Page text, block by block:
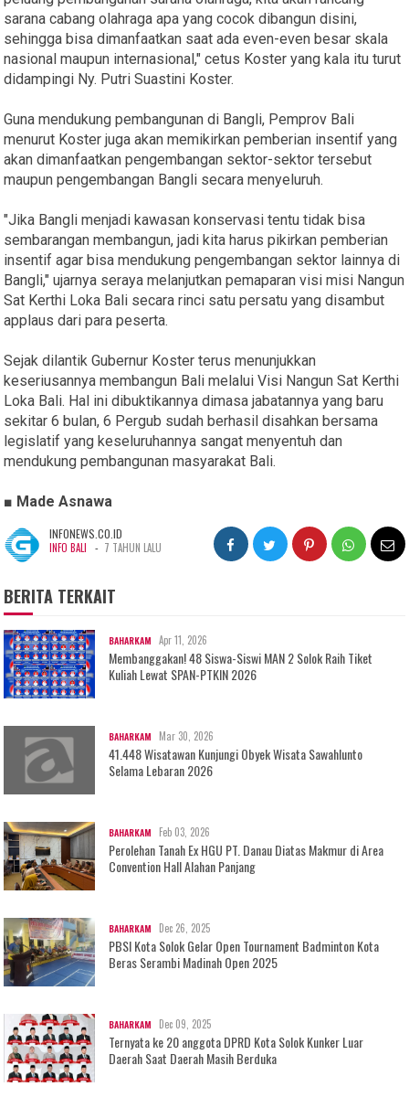
sarana cabang olahraga apa yang cocok dibangun disini,
sehingga bisa dimanfaatkan saat ada even-even besar skala
nasional maupun internasional," cetus Koster yang kala itu turut
didampingi Ny. Putri Suastini Koster.
Guna mendukung pembangunan di Bangli, Pemprov Bali
menurut Koster juga akan memikirkan pemberian insentif yang
akan dimanfaatkan pengembangan sektor-sektor tersebut
maupun pengembangan Bangli secara menyeluruh.
"Jika Bangli menjadi kawasan konservasi tentu tidak bisa
sembarangan membangun, jadi kita harus pikirkan pemberian
insentif agar bisa mendukung pengembangan sektor lainnya di
Bangli," ujarnya seraya melanjutkan pemaparan visi misi Nangun
Sat Kerthi Loka Bali secara rinci satu persatu yang disambut
applaus dari para peserta.
Sejak dilantik Gubernur Koster terus menunjukkan
keseriusannya membangun Bali melalui Visi Nangun Sat Kerthi
Loka Bali. Hal ini dibuktikannya dimasa jabatannya yang baru
sekitar 6 bulan, 6 Pergub sudah berhasil disahkan bersama
legislatif yang keseluruhannya sangat menyentuh dan
mendukung pembangunan masyarakat Bali.
■ Made Asnawa
INFONEWS.CO.ID
INFO BALI - 7 TAHUN LALU
BERITA TERKAIT
BAHARKAM Apr 11, 2026
Membanggakan! 48 Siswa-Siswi MAN 2 Solok Raih Tiket
Kuliah Lewat SPAN-PTKIN 2026
BAHARKAM Mar 30, 2026
41.448 Wisatawan Kunjungi Obyek Wisata Sawahlunto
Selama Lebaran 2026
BAHARKAM Feb 03, 2026
Perolehan Tanah Ex HGU PT. Danau Diatas Makmur di Area
Convention Hall Alahan Panjang
BAHARKAM Dec 26, 2025
PBSI Kota Solok Gelar Open Tournament Badminton Kota
Beras Serambi Madinah Open 2025
BAHARKAM Dec 09, 2025
Ternyata ke 20 anggota DPRD Kota Solok Kunker Luar
Daerah Saat Daerah Masih Berduka